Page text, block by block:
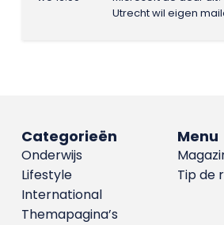
Utrecht wil eigen
Menu
Tip de
Categorieën
Onderwijs
Lifestyle
International
Themapagina’s